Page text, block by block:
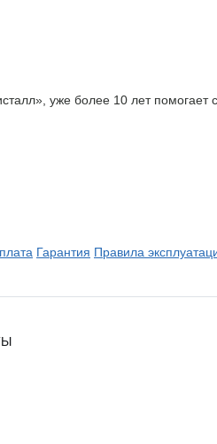
уже более 10 лет помогает
Гарантия Правила